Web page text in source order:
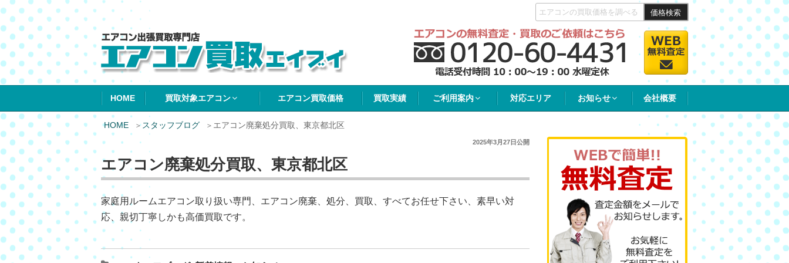
価格検索
エアコン買取エイブイ
HOME 買取対象エアコン エアコン買取価格 買取実績 ご利用案内 対応エリア お知らせ 会社概要
HOME スタッフブログ エアコン廃棄処分買取、東京都北区
2025年3月27日公開
エアコン廃棄処分買取、東京都北区
家庭用ルームエアコン取り扱い専門、エアコン廃棄、処分、買取、すべてお任せ下さい、素早い対
応、親切丁寧しかも高価買取です。